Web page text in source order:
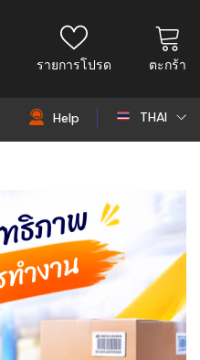
รายการโปรด ตะกร้า
Help THAI
EN